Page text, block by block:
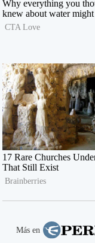
Más en